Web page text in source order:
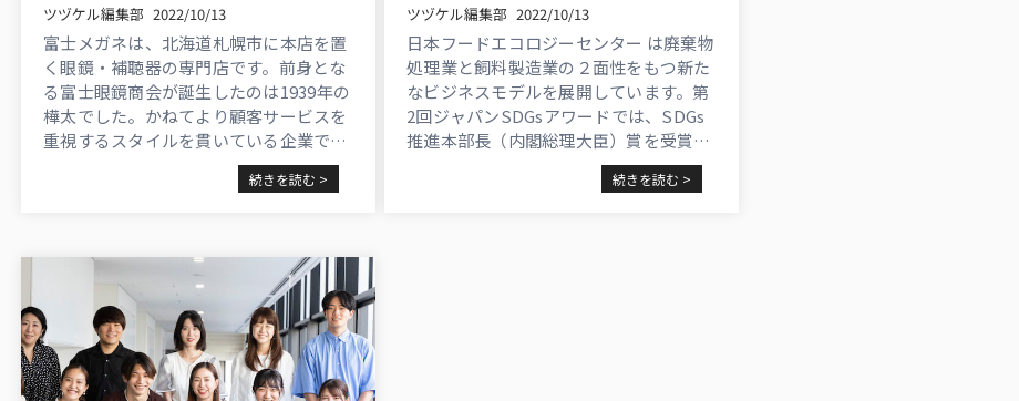
ツヅケル編集部 2022/10/13
富士メガネは、北海道札幌市に本店を置
く眼鏡・補聴器の専門店です。前身とな
る富士眼鏡商会が誕生したのは1939年の
樺太でした。かねてより顧客サービスを
重視するスタイルを貫いている企業で
す。 1983年には海外難民視力支援活動を
開始し、現在も継続しています。
続きを読む >
ツヅケル編集部 2022/10/13
日本フードエコロジーセンター は廃棄物
処理業と飼料製造業の２面性をもつ新た
なビジネスモデルを展開しています。第
2回ジャパンSDGsアワードでは、SDGs
推進本部長（内閣総理大臣）賞を受賞し
続きを読む >